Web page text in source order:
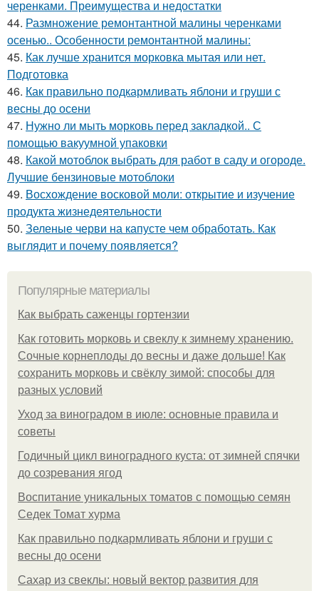
черенками. Преимущества и недостатки
44. Размножение ремонтантной малины черенками
осенью.. Особенности ремонтантной малины:
45. Как лучше хранится морковка мытая или нет.
Подготовка
46. Как правильно подкармливать яблони и груши с
весны до осени
47. Нужно ли мыть морковь перед закладкой.. С
помощью вакуумной упаковки
48. Какой мотоблок выбрать для работ в саду и огороде.
Лучшие бензиновые мотоблоки
49. Восхождение восковой моли: открытие и изучение
продукта жизнедеятельности
50. Зеленые черви на капусте чем обработать. Как
выглядит и почему появляется?
Популярные материалы
Как выбрать саженцы гортензии
Как готовить морковь и свеклу к зимнему хранению.
Сочные корнеплоды до весны и даже дольше! Как
сохранить морковь и свёклу зимой: способы для
разных условий
Уход за виноградом в июле: основные правила и
советы
Годичный цикл виноградного куста: от зимней спячки
до созревания ягод
Воспитание уникальных томатов с помощью семян
Седек Томат хурма
Как правильно подкармливать яблони и груши с
весны до осени
Сахар из свеклы: новый вектор развития для